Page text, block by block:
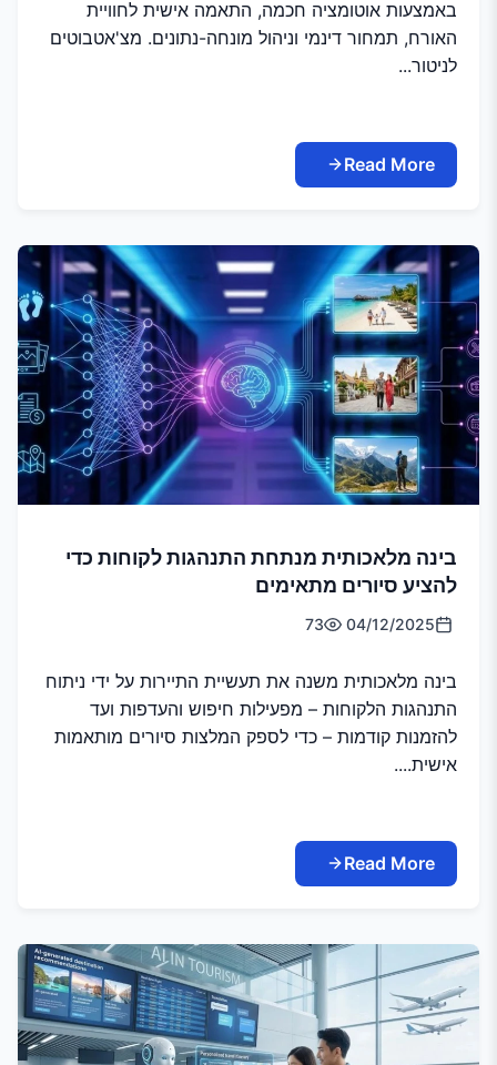
באמצעות אוטומציה חכמה, התאמה אישית לחוויית
האורח, תמחור דינמי וניהול מונחה-נתונים. מצ'אטבוטים
לניטור...
Read More
בינה מלאכותית מנתחת התנהגות לקוחות כדי
להציע סיורים מתאימים
04/12/2025
73
בינה מלאכותית משנה את תעשיית התיירות על ידי ניתוח
התנהגות הלקוחות – מפעילות חיפוש והעדפות ועד
להזמנות קודמות – כדי לספק המלצות סיורים מותאמות
אישית....
Read More